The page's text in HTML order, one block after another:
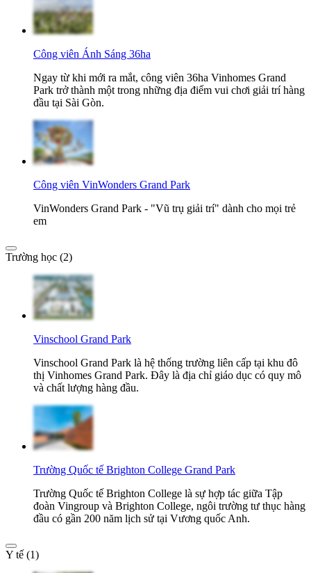
Công viên Ánh Sáng 36ha
Ngay từ khi mới ra mắt, công viên 36ha Vinhomes Grand
Park trở thành một trong những địa điểm vui chơi giải trí hàng
đầu tại Sài Gòn.
Công viên VinWonders Grand Park
VinWonders Grand Park - "Vũ trụ giải trí" dành cho mọi trẻ
em
Trường học (2)
Vinschool Grand Park
Vinschool Grand Park là hệ thống trường liên cấp tại khu đô
thị Vinhomes Grand Park. Đây là địa chỉ giáo dục có quy mô
và chất lượng hàng đầu.
Trường Quốc tế Brighton College Grand Park
Trường Quốc tế Brighton College là sự hợp tác giữa Tập
đoàn Vingroup và Brighton College, ngôi trường tư thục hàng
đầu có gần 200 năm lịch sử tại Vương quốc Anh.
Y tế (1)